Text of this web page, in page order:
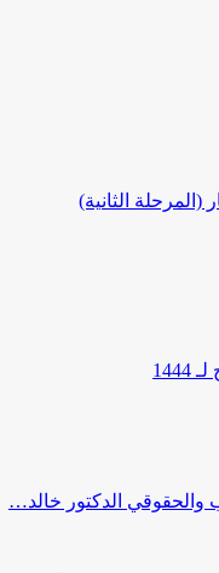
الثانية)
والحقوقي الدكتور خالد…